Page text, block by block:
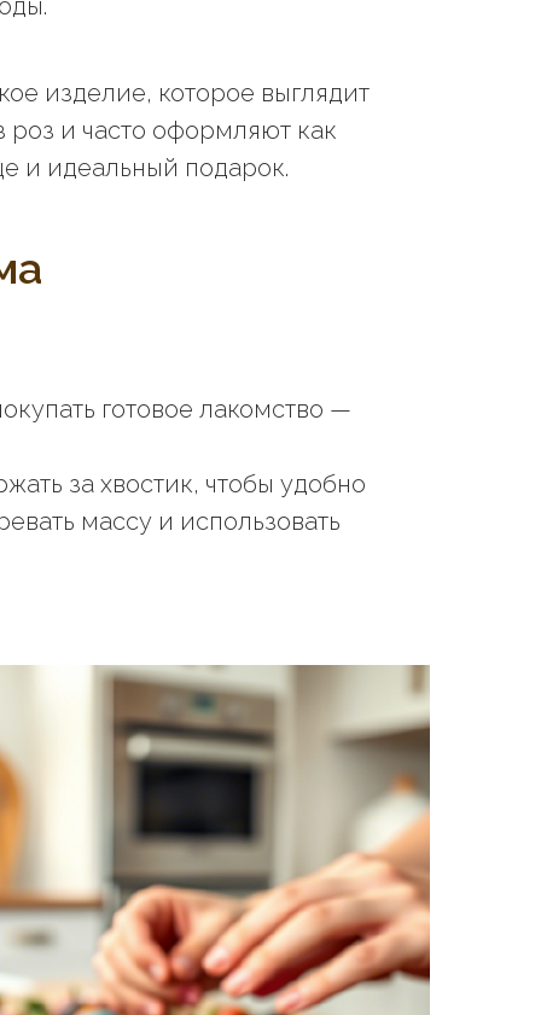
изделие, которое выглядит
роз и часто оформляют как
и идеальный подарок.
готовое лакомство —
за хвостик, чтобы удобно
массу и использовать